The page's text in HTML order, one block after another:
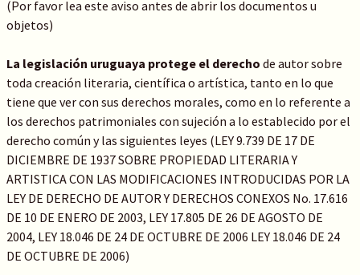
(Por favor lea este aviso antes de abrir los documentos u
objetos)
La legislación uruguaya protege el derecho de autor sobre
toda creación literaria, científica o artística, tanto en lo que
tiene que ver con sus derechos morales, como en lo referente a
los derechos patrimoniales con sujeción a lo establecido por el
derecho común y las siguientes leyes (LEY 9.739 DE 17 DE
DICIEMBRE DE 1937 SOBRE PROPIEDAD LITERARIA Y
ARTISTICA CON LAS MODIFICACIONES INTRODUCIDAS POR LA
LEY DE DERECHO DE AUTOR Y DERECHOS CONEXOS No. 17.616
DE 10 DE ENERO DE 2003, LEY 17.805 DE 26 DE AGOSTO DE
2004, LEY 18.046 DE 24 DE OCTUBRE DE 2006 LEY 18.046 DE 24
DE OCTUBRE DE 2006)